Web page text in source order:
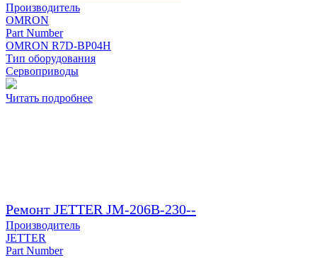
Производитель
OMRON
Part Number
OMRON R7D-BP04H
Тип оборудования
Сервоприводы
Читать подробнее
Ремонт JETTER JM-206B-230--
Производитель
JETTER
Part Number